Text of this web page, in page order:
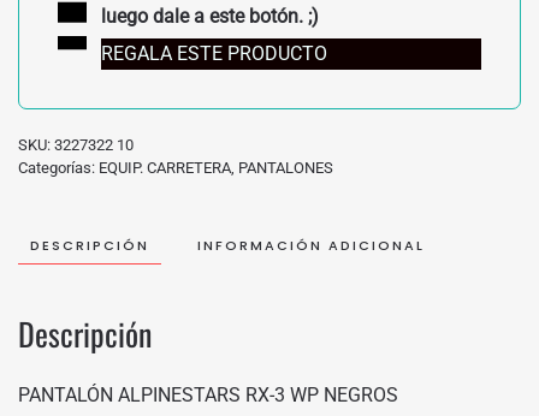
luego dale a este botón. ;)
REGALA ESTE PRODUCTO
SKU: 3227322 10
Categorías: EQUIP. CARRETERA, PANTALONES
DESCRIPCIÓN INFORMACIÓN ADICIONAL
Descripción
PANTALÓN ALPINESTARS RX-3 WP NEGROS